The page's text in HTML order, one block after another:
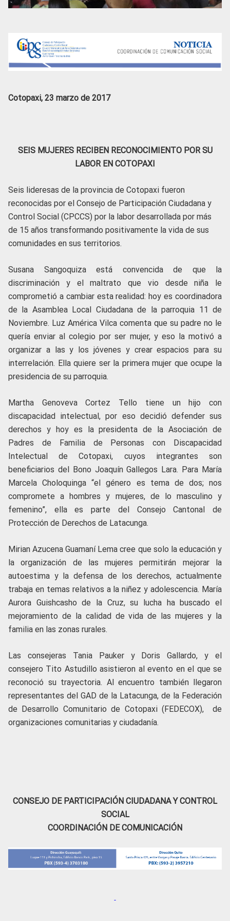
Cotopaxi, 23 marzo de 2017
SEIS MUJERES RECIBEN RECONOCIMIENTO POR SU
LABOR EN COTOPAXI
Seis lideresas de la provincia de Cotopaxi fueron
reconocidas por el Consejo de Participación Ciudadana y
Control Social (CPCCS) por la labor desarrollada por más
de 15 años transformando positivamente la vida de sus
comunidades en sus territorios.
Susana Sangoquiza está convencida de que la
discriminación y el maltrato que vio desde niña le
comprometió a cambiar esta realidad: hoy es coordinadora
de la Asamblea Local Ciudadana de la parroquia 11 de
Noviembre. Luz América Vilca comenta que su padre no le
quería enviar al colegio por ser mujer, y eso la motivó a
organizar a las y los jóvenes y crear espacios para su
interrelación. Ella quiere ser la primera mujer que ocupe la
presidencia de su parroquia.
Martha Genoveva Cortez Tello tiene un hijo con
discapacidad intelectual, por eso decidió defender sus
derechos y hoy es la presidenta de la Asociación de
Padres de Familia de Personas con Discapacidad
Intelectual de Cotopaxi, cuyos integrantes son
beneficiarios del Bono Joaquín Gallegos Lara. Para María
Marcela Choloquinga “el género es tema de dos; nos
compromete a hombres y mujeres, de lo masculino y
femenino”, ella es parte del Consejo Cantonal de
Protección de Derechos de Latacunga.
Mirian Azucena Guamaní Lema cree que solo la educación y
la organización de las mujeres permitirán mejorar la
autoestima y la defensa de los derechos, actualmente
trabaja en temas relativos a la niñez y adolescencia. María
Aurora Guishcasho de la Cruz, su lucha ha buscado el
mejoramiento de la calidad de vida de las mujeres y la
familia en las zonas rurales.
Las consejeras Tania Pauker y Doris Gallardo, y el
consejero Tito Astudillo asistieron al evento en el que se
reconoció su trayectoria. Al encuentro también llegaron
representantes del GAD de la Latacunga, de la Federación
de Desarrollo Comunitario de Cotopaxi (FEDECOX), de
organizaciones comunitarias y ciudadanía.
CONSEJO DE PARTICIPACIÓN CIUDADANA Y CONTROL
SOCIAL
COORDINACIÓN DE COMUNICACIÓN